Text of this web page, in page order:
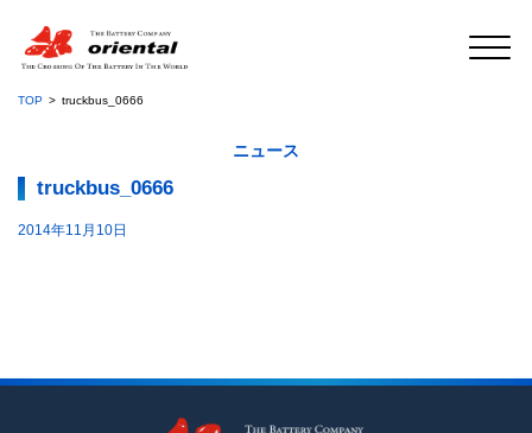
TOP truckbus_0666
ニュース
truckbus_0666
2014年11月10日